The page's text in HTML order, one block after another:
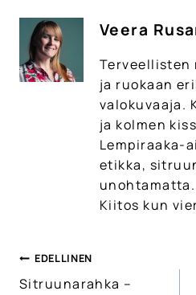
Veera
Terveellisten
ja ruokaan
valokuvaaja.
ja kolmen
Lempiraaka-
etikka,
unohtamatta.
Kiitos kun
Artikkelien
EDELLINEN
Sitruunarahka –